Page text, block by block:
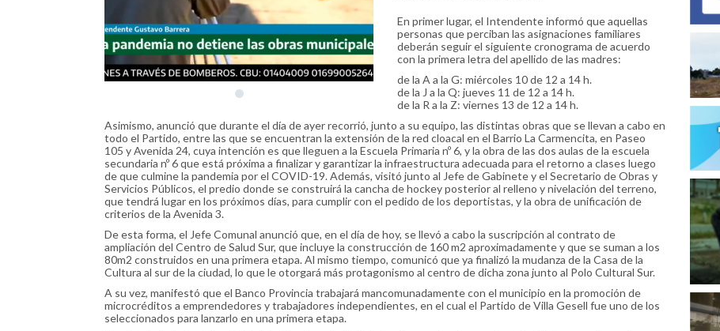
En primer lugar, el Intendente informó que aquellas
personas que perciban las asignaciones familiares
deberán seguir el siguiente cronograma de acuerdo
con la primera letra del apellido de las madres:
de la A a la G: miércoles 10 de 12 a 14 h.
de la J a la Q: jueves 11 de 12 a 14 h.
de la R a la Z: viernes 13 de 12 a 14 h.
Asimismo, anunció que durante el día de ayer recorrió, junto a su equipo, las distintas obras que se llevan a cabo en
todo el Partido, entre las que se encuentran la extensión de la red cloacal en el Barrio La Carmencita, en Paseo
105 y Avenida 24, cuya intención es que lleguen a la Escuela Primaria nº 6, y la obra de las dos aulas de la escuela
secundaria nº 6 que está próxima a finalizar y garantizar la infraestructura adecuada para el retorno a clases luego
de que culmine la pandemia por el COVID-19. Además, visitó junto al Jefe de Gabinete y el Secretario de Obras y
Servicios Públicos, el predio donde se construirá la cancha de hockey posterior al relleno y nivelación del terreno,
que tendrá lugar en los próximos días, para cumplir con el pedido de los deportistas, y la obra de unificación de
criterios de la Avenida 3.
De esta forma, el Jefe Comunal anunció que, en el día de hoy, se llevó a cabo la suscripción al contrato de
ampliación del Centro de Salud Sur, que incluye la construcción de 160 m2 aproximadamente y que se suman a los
80m2 construidos en una primera etapa. Al mismo tiempo, comunicó que ya finalizó la mudanza de la Casa de la
Cultura al sur de la ciudad, lo que le otorgará más protagonismo al centro de dicha zona junto al Polo Cultural Sur.
A su vez, manifestó que el Banco Provincia trabajará mancomunadamente con el municipio en la promoción de
microcréditos a emprendedores y trabajadores independientes, en el cual el Partido de Villa Gesell fue uno de los
seleccionados para lanzarlo en una primera etapa.